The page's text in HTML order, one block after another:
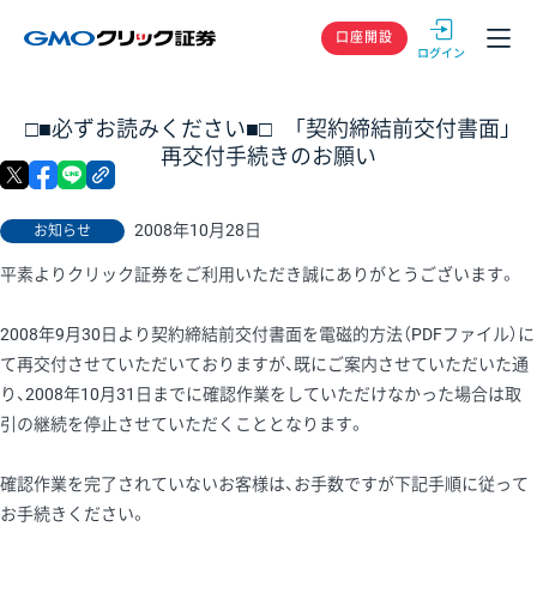
GMOクリック
口座開設
□■必ずお読みください■□ 「契約締結前交付書面」
再交付手続きのお願い
お知らせ 2008年10月28日
X facebook
平素よりクリック証券をご利用いただき誠にありがとうございます。
2008年9月30日より契約締結前交付書面を電磁的方法（PDFファイル）に
て再交付させていただいておりますが、既にご案内させていただいた通
り、2008年10月31日までに確認作業をしていただけなかった場合は取
引の継続を停止させていただくこととなります。
確認作業を完了されていないお客様は、お手数ですが下記手順に従って
お手続きください。